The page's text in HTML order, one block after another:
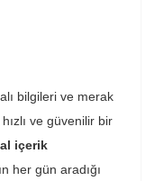
bilgileri ve merak
ve güvenilir bir
içerik
her gün aradığı